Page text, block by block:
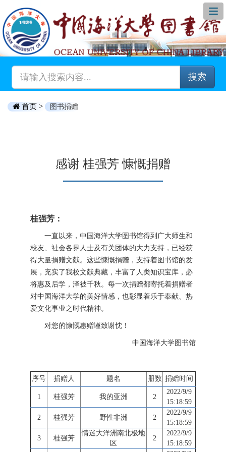
搜索
首页 > 图书捐赠
感谢 桂强芳 慷慨捐赠
桂强芳：
一直以来，中国海洋大学图书馆得到广大师生和
校友、社会各界人士及有关团体的大力支持，已经获
得大量捐赠文献。这些慷慨捐赠，支持着图书馆的发
展，充实了我校文献典藏，丰富了人类知识宝库，必
将惠及后学，泽被千秋。每一次捐赠都寄托着捐赠者
对中国海洋大学的美好情感，也彰显着乐于奉献、热
爱文化事业之时代精神。
对您的慷慨惠赠谨致谢忱！
中国海洋大学图书馆
序号 捐赠人 题名 册数 捐赠时间
1 桂强芳 我的亚洲 2
2022/9/9
15:18:59
2 桂强芳 野性非洲 2
2022/9/9
15:18:59
3 桂强芳
情迷大洋洲南北极地
区
2
2022/9/9
15:18:59